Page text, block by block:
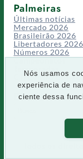
Nós usamos
experiência de
ciente dessa
Palmeiras
Últimas notícias
Mercado 2026
Brasileirão 2026
Libertadores 2026
Números 2026
Campeonatos
Temporadas
CT/Centro de
Busca